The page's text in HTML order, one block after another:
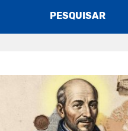
PESQUISAR